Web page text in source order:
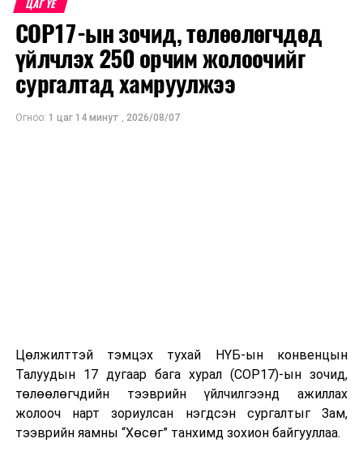
“МА” компанийн менежер Т.Д нарын 6 хүнийг
яллагдагчаар татан, мөрдөн шалгах ажиллагааг
явуулж байна
ЦАГ ҮЕ
COP17-ын зочид, төлөөлөгчдөд
үйлчлэх 250 орчим жолоочийг
сургалтад хамруулжээ
Огноо: 1 цаг 14 минут , 2026/08/07
Цөлжилттэй тэмцэх тухай НҮБ-ын конвенцын
Талуудын 17 дугаар бага хурал (COP17)-ын зочид,
төлөөлөгчдийн тээврийн үйлчилгээнд ажиллах
жолооч нарт зориулсан нэгдсэн сургалтыг Зам,
тээврийн яамны “Хөсөг” танхимд зохион байгууллаа.